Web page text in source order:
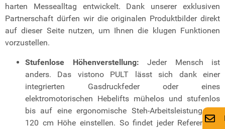
harten Messealltag entwickelt. Dank unserer exklusiven
Partnerschaft dürfen wir die originalen Produktbilder direkt
auf dieser Seite nutzen, um Ihnen die klugen Funktionen
vorzustellen.
Stufenlose Höhenverstellung: Jeder Mensch ist
anders. Das vistono PULT lässt sich dank einer
integrierten Gasdruckfeder oder eines
elektromotorischen Hebelifts mühelos und stufenlos
bis auf eine ergonomische Steh-Arbeitsleistung von
120 cm Höhe einstellen. So findet jeder Referent im